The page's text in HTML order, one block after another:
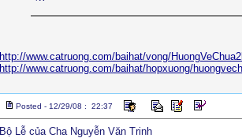
http://www.catruong.com/baihat/vong/
http://www.catruong.com/baihat/hopxuong/
Posted - 12/29/08 : 22:37
Bộ Lễ của Cha Nguyễn Văn Trinh